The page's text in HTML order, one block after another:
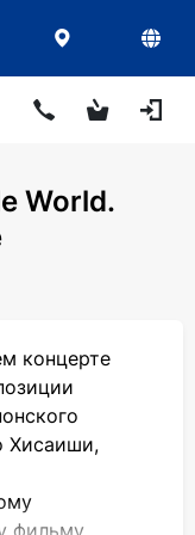
World.
концерте
Хисаиши,
фильму